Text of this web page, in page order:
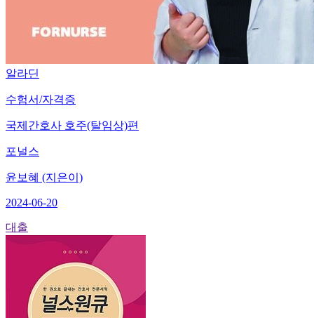
알라딘
수험서/자격증
국제간호사 호주(탈임상)편
포널스
윤보혜 (지은이)
2024-06-20
대출